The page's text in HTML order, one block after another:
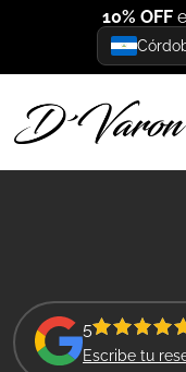
10% OFF
5
Escribe tu